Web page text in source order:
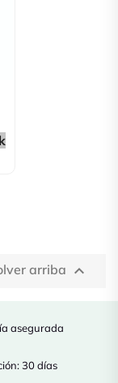
arriba 
asegurada
30 días